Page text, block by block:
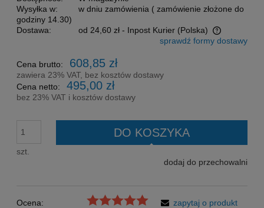
Wysyłka w:
w dniu zamówienia ( zamówienie złożone do
godziny 14.30)
Dostawa:
od 24,60 zł - Inpost Kurier (Polska)
Cena nie zawiera ewentualnych kosztów płatnościsprawdź formy dostawy
Cena brutto: 608,85 zł
zawiera 23% VAT, bez kosztów dostawy
Cena netto:
495,00 zł
bez 23% VAT i kosztów dostawy
szt.
DO KOSZYKA
dodaj do przechowalni
Ocena:
zapytaj o produkt